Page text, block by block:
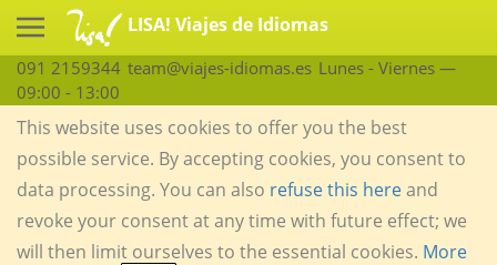
LISA! Viajes de Idiomas
091 2159344 team@viajes-idiomas.es Lunes - Viernes —
09:00 - 13:00
This website uses cookies to offer you the best
possible service. By accepting cookies, you consent to
data processing. You can also refuse this hereand
revoke your consent at any time with future effect; we
will then limit ourselves to the essential cookies. More